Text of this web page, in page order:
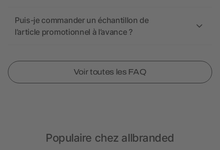
Puis-je commander un échantillon de
l’article promotionnel à l’avance ?
Voir toutes les FAQ
Populaire chez allbranded